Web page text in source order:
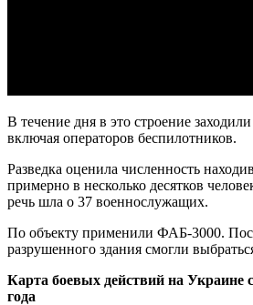
В течение дня в это строение
включая операторов беспилотников.
Разведка оценила численность
примерно в несколько десятков
речь шла о 37 военнослужащих.
По объекту применили ФАБ-3000.
разрушенного здания смогли
Карта боевых действий на Украине
года